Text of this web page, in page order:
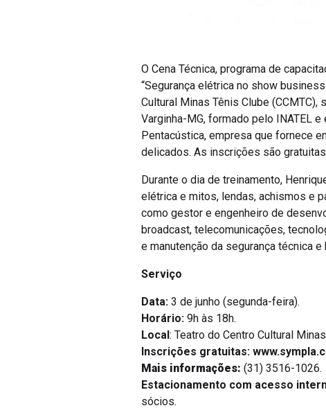
O Cena Técnica, programa de
“Segurança elétrica no show
Cultural Minas Tênis Clube
Varginha-MG, formado pelo INATEL
Pentacústica, empresa que fornece
delicados. As inscrições são
Durante o dia de treinamento,
elétrica e mitos, lendas, achismos e
como gestor e engenheiro de
broadcast, telecomunicações,
e manutenção da segurança técnica
Serviço
Data: 3 de junho (segunda-feira).
Horário: 9h às 18h.
Local: Teatro do Centro Cultural
Inscrições gratuitas:
Mais informações: (31) 3516-1026.
Estacionamento com acesso
sócios.